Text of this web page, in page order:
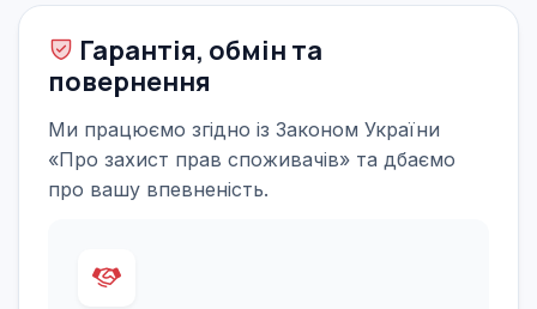
Гарантія, обмін та
повернення
Ми працюємо згідно із Законом України
«Про захист прав споживачів» та дбаємо
про вашу впевненість.